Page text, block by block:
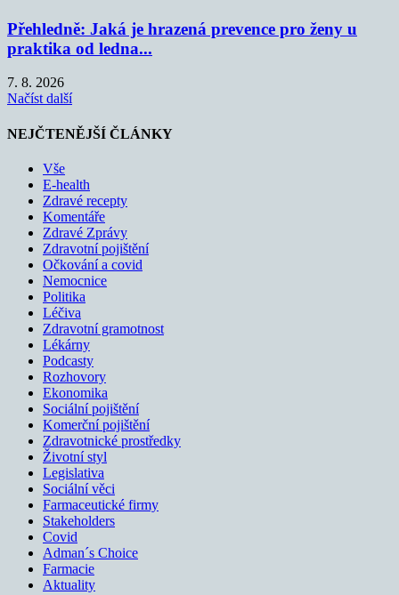
Přehledně: Jaká je hrazená prevence pro ženy u
praktika od ledna...
7. 8. 2026
Načíst další
NEJČTENĚJŠÍ ČLÁNKY
Vše
E-health
Zdravé recepty
Komentáře
Zdravé Zprávy
Zdravotní pojištění
Očkování a covid
Nemocnice
Politika
Léčiva
Zdravotní gramotnost
Lékárny
Podcasty
Rozhovory
Ekonomika
Sociální pojištění
Komerční pojištění
Zdravotnické prostředky
Životní styl
Legislativa
Sociální věci
Farmaceutické firmy
Stakeholders
Covid
Adman´s Choice
Farmacie
Aktuality